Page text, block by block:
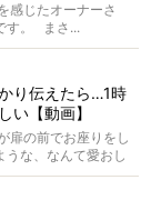
感じたオーナーさ
す。 まさ...
り伝えたら…1時
い【動画】
扉の前でお座りをし
うな、なんて愛おし